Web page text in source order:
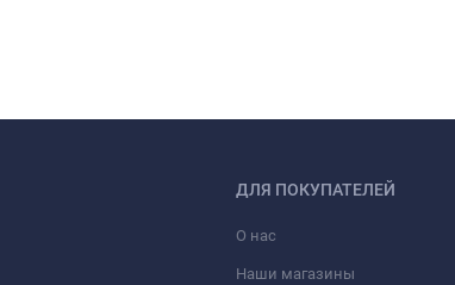
ДЛЯ ПОКУПАТЕЛЕЙ
О нас
Наши магазины